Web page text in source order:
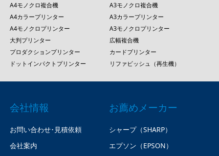
A4モノクロ複合機
A3モノクロ複合機
A4カラープリンター
A3カラープリンター
A4モノクロプリンター
A3モノクロプリンター
大判プリンター
広幅複合機
プロダクションプリンター
カードプリンター
ドットインパクトプリンター
リファビッシュ（再生機）
会社情報
お問い合わせ･見積依頼
会社案内
お薦めメーカー
シャープ（SHARP）
エプソン（EPSON）